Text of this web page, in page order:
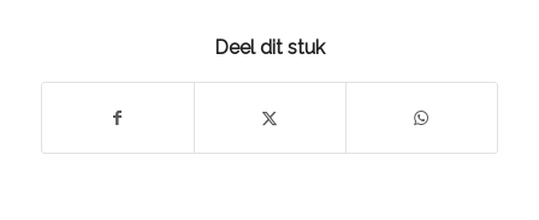
Deel dit stuk